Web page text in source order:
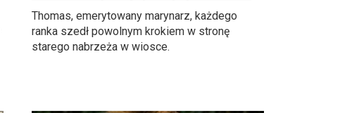
Thomas, emerytowany marynarz, każdego
ranka szedł powolnym krokiem w stronę
starego nabrzeża w wiosce.